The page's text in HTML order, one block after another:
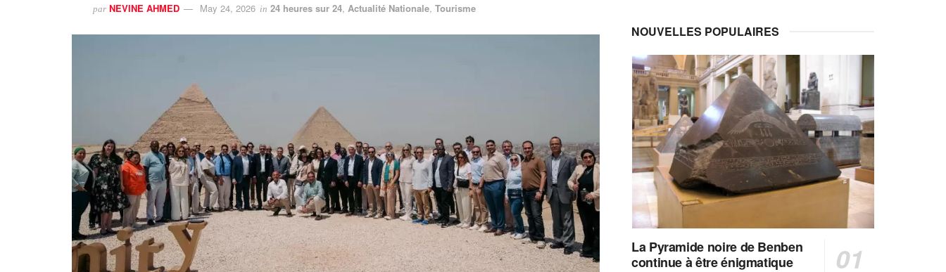
par NEVINE AHMED May 24, 2026 in 24 heures sur 24, Actualité Nationale, Tourisme
NOUVELLES POPULAIRES
La Pyramide noire de Benben
continue à être énigmatique